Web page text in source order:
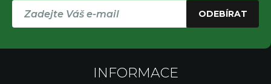
ODEBÍRAT
INFORMACE